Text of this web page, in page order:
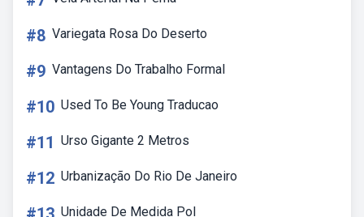
#8 Variegata Rosa Do Deserto
#9 Vantagens Do Trabalho Formal
#10 Used To Be Young Traducao
#11 Urso Gigante 2 Metros
#12 Urbanização Do Rio De Janeiro
Unidade De Medida Pol